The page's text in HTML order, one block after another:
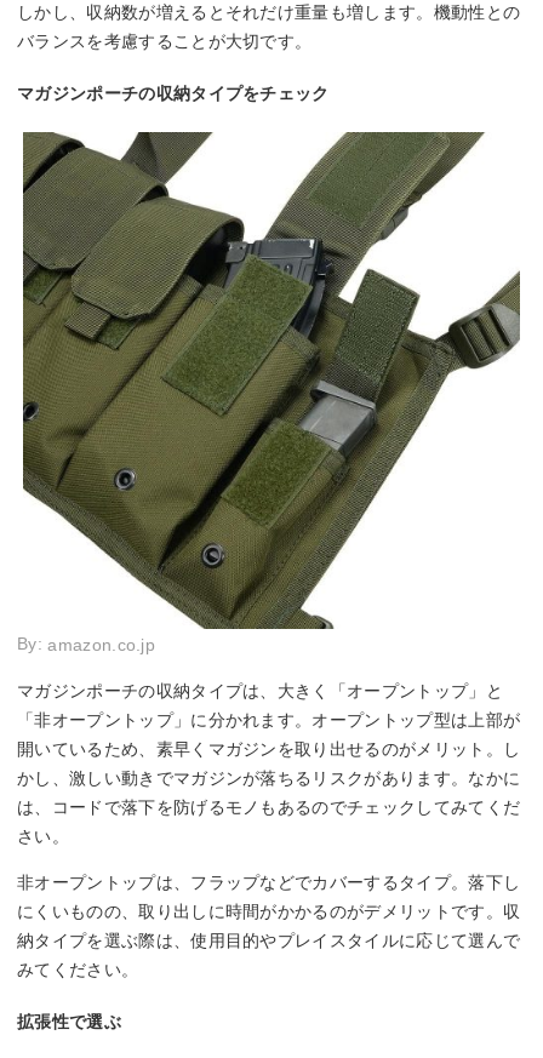
しかし、収納数が増えるとそれだけ重量も増します。機動性との
バランスを考慮することが大切です。
マガジンポーチの収納タイプをチェック
By:amazon.co.jp
マガジンポーチの収納タイプは、大きく「オープントップ」と
「非オープントップ」に分かれます。オープントップ型は上部が
開いているため、素早くマガジンを取り出せるのがメリット。し
かし、激しい動きでマガジンが落ちるリスクがあります。なかに
は、コードで落下を防げるモノもあるのでチェックしてみてくだ
さい。
非オープントップは、フラップなどでカバーするタイプ。落下し
にくいものの、取り出しに時間がかかるのがデメリットです。収
納タイプを選ぶ際は、使用目的やプレイスタイルに応じて選んで
みてください。
拡張性で選ぶ